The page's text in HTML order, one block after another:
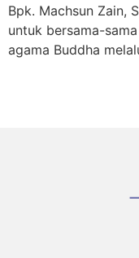
Bpk. Machsun Zain,
untuk bersama-
agama Buddha